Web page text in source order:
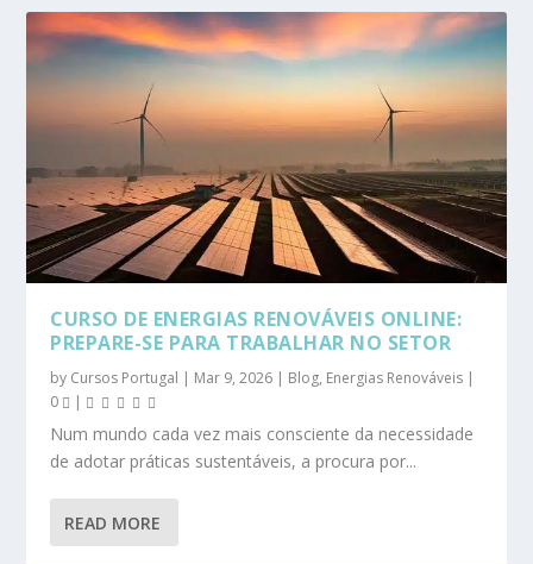
CURSO DE ENERGIAS RENOVÁVEIS ONLINE:
PREPARE-SE PARA TRABALHAR NO SETOR
by Cursos Portugal | Mar 9, 2026 | Blog, Energias Renováveis |
0
|
Num mundo cada vez mais consciente da necessidade
de adotar práticas sustentáveis, a procura por...
READ MORE